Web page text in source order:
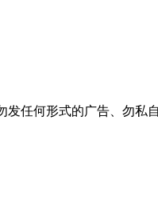
发任何形式的广告、勿私